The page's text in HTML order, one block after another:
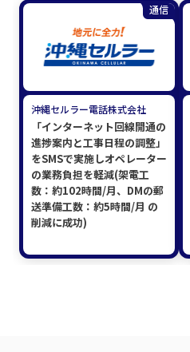
通信
沖縄セルラー電話株式会社
「インターネット回線開通の
進捗案内と工事日程の調整」
をSMSで実施しオペレーター
の業務負担を軽減(架電工
数：約102時間/月、DMの郵
送準備工数：約5時間/月 の
削減に成功)